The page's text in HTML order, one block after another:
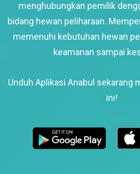
menghubungkan pemilik
bidang hewan peliharaan.
memenuhi kebutuhan hewan
keamanan sampai
Unduh Aplikasi Anabul sekarang
ini!